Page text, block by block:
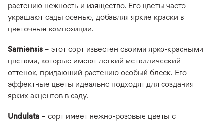
растению нежность и изящество. Его цветы часто
украшают сады осенью, добавляя яркие краски в
цветочные композиции.
Sarniensis – этот сорт известен своими ярко-красными
цветами, которые имеют легкий металлический
оттенок, придающий растению особый блеск. Его
эффектные цветы идеально подходят для создания
ярких акцентов в саду.
Undulata – сорт имеет нежно-розовые цветы с